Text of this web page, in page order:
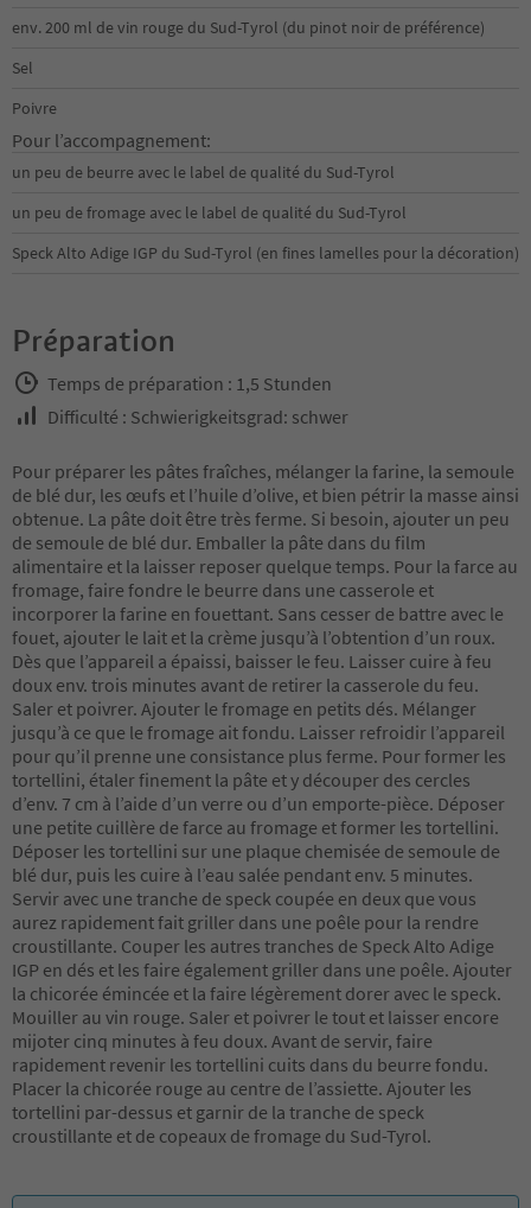
env. 200 ml de vin rouge du Sud-Tyrol (du pinot noir de préférence)
Sel
Poivre
Pour l’accompagnement:
un peu de beurre avec le label de qualité du Sud-Tyrol
un peu de fromage avec le label de qualité du Sud-Tyrol
Speck Alto Adige IGP du Sud-Tyrol (en fines lamelles pour la décoration)
Préparation
Temps de préparation : 1,5 Stunden
Difficulté : Schwierigkeitsgrad: schwer
Pour préparer les pâtes fraîches, mélanger la farine, la semoule
de blé dur, les œufs et l’huile d’olive, et bien pétrir la masse ainsi
obtenue. La pâte doit être très ferme. Si besoin, ajouter un peu
de semoule de blé dur. Emballer la pâte dans du film
alimentaire et la laisser reposer quelque temps. Pour la farce au
fromage, faire fondre le beurre dans une casserole et
incorporer la farine en fouettant. Sans cesser de battre avec le
fouet, ajouter le lait et la crème jusqu’à l’obtention d’un roux.
Dès que l’appareil a épaissi, baisser le feu. Laisser cuire à feu
doux env. trois minutes avant de retirer la casserole du feu.
Saler et poivrer. Ajouter le fromage en petits dés. Mélanger
jusqu’à ce que le fromage ait fondu. Laisser refroidir l’appareil
pour qu’il prenne une consistance plus ferme. Pour former les
tortellini, étaler finement la pâte et y découper des cercles
d’env. 7 cm à l’aide d’un verre ou d’un emporte-pièce. Déposer
une petite cuillère de farce au fromage et former les tortellini.
Déposer les tortellini sur une plaque chemisée de semoule de
blé dur, puis les cuire à l’eau salée pendant env. 5 minutes.
Servir avec une tranche de speck coupée en deux que vous
aurez rapidement fait griller dans une poêle pour la rendre
croustillante. Couper les autres tranches de Speck Alto Adige
IGP en dés et les faire également griller dans une poêle. Ajouter
la chicorée émincée et la faire légèrement dorer avec le speck.
Mouiller au vin rouge. Saler et poivrer le tout et laisser encore
mijoter cinq minutes à feu doux. Avant de servir, faire
rapidement revenir les tortellini cuits dans du beurre fondu.
Placer la chicorée rouge au centre de l’assiette. Ajouter les
tortellini par-dessus et garnir de la tranche de speck
croustillante et de copeaux de fromage du Sud-Tyrol.